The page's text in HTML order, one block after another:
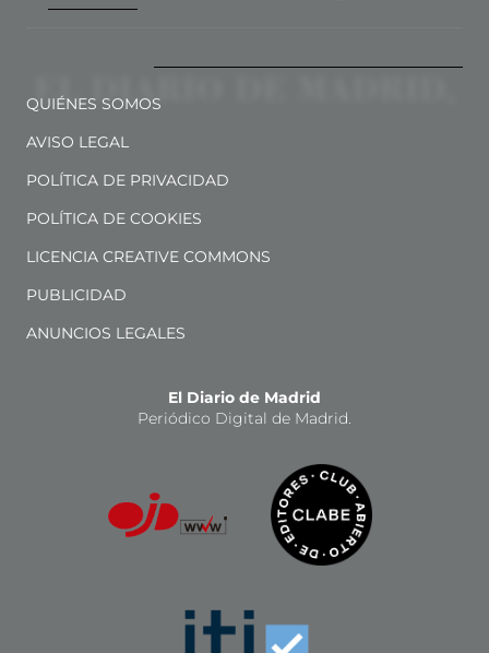
QUIÉNES SOMOS
AVISO LEGAL
POLÍTICA DE PRIVACIDAD
POLÍTICA DE COOKIES
LICENCIA CREATIVE COMMONS
PUBLICIDAD
ANUNCIOS LEGALES
El Diario de Madrid
Periódico Digital de Madrid.